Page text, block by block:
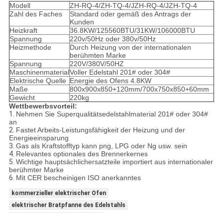
Modell
ZH-RQ-4/ZH-TQ-4/JZH-RQ-4/JZH-TQ-4
Zahl des Faches
Standard oder gemäß des Antrags der
Kunden
Heizkraft
36.8KW/125560BTU/31KW/106000BTU
Spannung
220v/50Hz oder 380v/50Hz
Heizmethode
Durch Heizung von der internationalen
berühmten Marke
Spannung
220V/380V/50HZ
MaschinenmaterialVoller Edelstahl 201# oder 304#
Elektrische Quelle Energie des Ofens 4.8KW
Maße
800x900x850+120mm/700x750x850+60mm
Gewicht
220kg
Wettbewerbsvorteil:
1. Nehmen Sie Superqualitätsedelstahlmaterial 201# oder 304#
an
2. Fastet Arbeits-Leistungsfähigkeit der Heizung und der
Energieeinsparung
3. Gas als Kraftstofftyp kann png, LPG oder Ng usw. sein
4. Relevantes optionales des Brennerkernes
5. Wichtige hauptsächlichersatzteile importiert aus internationaler
berühmter Marke
6. Mit CER bescheinigen ISO anerkanntes
kommerzieller elektrischer Ofen
elektrischer Bratpfanne des Edelstahls